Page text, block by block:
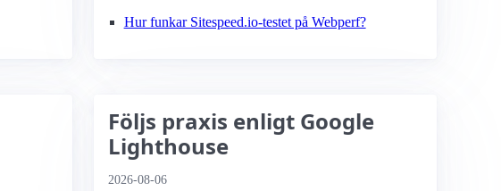
Hur funkar Sitespeed.io-testet på Webperf?
Följs praxis enligt Google
Lighthouse
2026-08-06